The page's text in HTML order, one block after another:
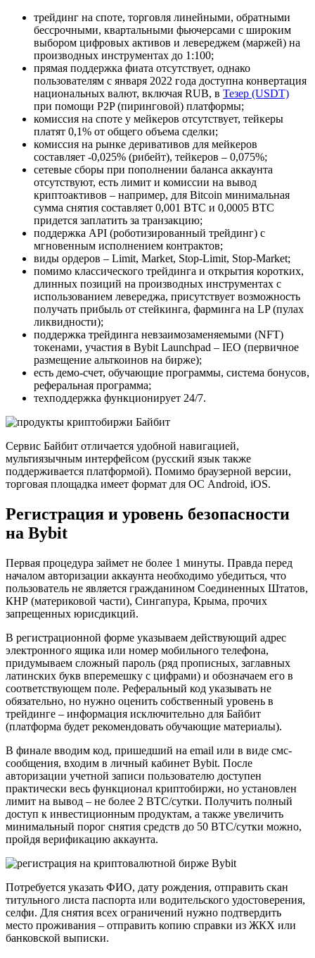
трейдинг на споте, торговля линейными, обратными
бессрочными, квартальными фьючерсами с широким
выбором цифровых активов и левереджем (маржей) на
производных инструментах до 1:100;
прямая поддержка фиата отсутствует, однако
пользователям с января 2022 года доступна конвертация
национальных валют, включая RUB, в Тезер (USDT)
при помощи P2P (пиринговой) платформы;
комиссия на споте у мейкеров отсутствует, тейкеры
платят 0,1% от общего объема сделки;
комиссия на рынке деривативов для мейкеров
составляет -0,025% (рибейт), тейкеров – 0,075%;
сетевые сборы при пополнении баланса аккаунта
отсутствуют, есть лимит и комиссии на вывод
криптоактивов – например, для Bitcoin минимальная
сумма снятия составляет 0,001 BTC и 0,0005 BTC
придется заплатить за транзакцию;
поддержка API (роботизированный трейдинг) с
мгновенным исполнением контрактов;
виды ордеров – Limit, Market, Stop-Limit, Stop-Market;
помимо классического трейдинга и открытия коротких,
длинных позиций на производных инструментах с
использованием левереджа, присутствует возможность
получать прибыль от стейкинга, фарминга на LP (пулах
ликвидности);
поддержка трейдинга невзаимозаменяемыми (NFT)
токенами, участия в Bybit Launchpad – IEO (первичное
размещение альткоинов на бирже);
есть демо-счет, обучающие программы, система бонусов,
реферальная программа;
техподдержка функционирует 24/7.
Сервис Байбит отличается удобной навигацией,
мультиязычным интерфейсом (русский язык также
поддерживается платформой). Помимо браузерной версии,
торговая площадка имеет формат для ОС Android, iOS.
Регистрация и уровень безопасности
на Bybit
Первая процедура займет не более 1 минуты. Правда перед
началом авторизации аккаунта необходимо убедиться, что
пользователь не является гражданином Соединенных Штатов,
КНР (материковой части), Сингапура, Крыма, прочих
запрещенных юрисдикций.
В регистрационной форме указываем действующий адрес
электронного ящика или номер мобильного телефона,
придумываем сложный пароль (ряд прописных, заглавных
латинских букв вперемешку с цифрами) и обозначаем его в
соответствующем поле. Реферальный код указывать не
обязательно, но нужно оценить собственный уровень в
трейдинге – информация исключительно для Байбит
(платформа будет рекомендовать обучающие материалы).
В финале вводим код, пришедший на email или в виде смс-
сообщения, входим в личный кабинет Bybit. После
авторизации учетной записи пользователю доступен
практически весь функционал криптобиржи, но установлен
лимит на вывод – не более 2 BTC/сутки. Получить полный
доступ к инвестиционным продуктам, а также увеличить
минимальный порог снятия средств до 50 BTC/сутки можно,
пройдя верификацию аккаунта.
Потребуется указать ФИО, дату рождения, отправить скан
титульного листа паспорта или водительского удостоверения,
селфи. Для снятия всех ограничений нужно подтвердить
место проживания – отправить копию справки из ЖКХ или
банковской выписки.